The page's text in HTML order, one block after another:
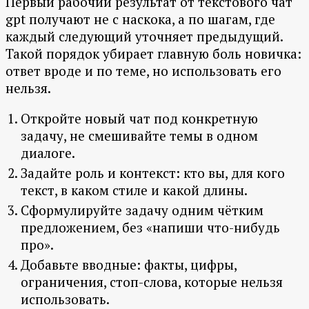
gpt получают не с наскока, а по шагам, где
каждый следующий уточняет предыдущий.
Такой порядок убирает главную боль новичка:
ответ вроде и по теме, но использовать его
нельзя.
Откройте новый чат под конкретную
задачу, не смешивайте темы в одном
диалоге.
Задайте роль и контекст: кто вы, для кого
текст, в каком стиле и какой длины.
Сформулируйте задачу одним чётким
предложением, без «напиши что-нибудь
про».
Добавьте вводные: факты, цифры,
ограничения, стоп-слова, которые нельзя
использовать.